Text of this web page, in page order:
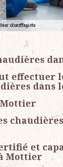
effectuer
dans
Mottier
et
Mottier